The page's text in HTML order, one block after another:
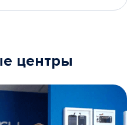
центры